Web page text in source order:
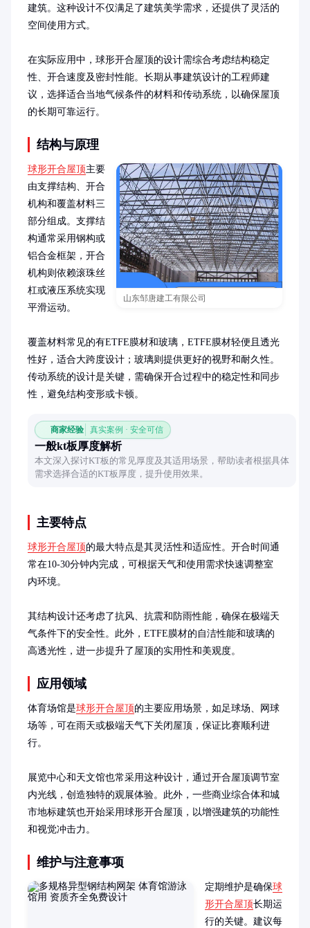
建筑。这种设计不仅满足了建筑美学需求，还提供了灵活的
空间使用方式。
在实际应用中，球形开合屋顶的设计需综合考虑结构稳定
性、开合速度及密封性能。长期从事建筑设计的工程师建
议，选择适合当地气候条件的材料和传动系统，以确保屋顶
的长期可靠运行。
结构与原理
山东邹唐建工有限公司
球形开合屋顶主要
由支撑结构、开合
机构和覆盖材料三
部分组成。支撑结
构通常采用钢构或
铝合金框架，开合
机构则依赖滚珠丝
杠或液压系统实现
平滑运动。
覆盖材料常见的有ETFE膜材和玻璃，ETFE膜材轻便且透光
性好，适合大跨度设计；玻璃则提供更好的视野和耐久性。
传动系统的设计是关键，需确保开合过程中的稳定性和同步
性，避免结构变形或卡顿。
商家经验 真实案例 · 安全可信
一般kt板厚度解析
本文深入探讨KT板的常见厚度及其适用场景，帮助读者根据具体
需求选择合适的KT板厚度，提升使用效果。
主要特点
球形开合屋顶的最大特点是其灵活性和适应性。开合时间通
常在10-30分钟内完成，可根据天气和使用需求快速调整室
内环境。
其结构设计还考虑了抗风、抗震和防雨性能，确保在极端天
气条件下的安全性。此外，ETFE膜材的自洁性能和玻璃的
高透光性，进一步提升了屋顶的实用性和美观度。
应用领域
体育场馆是球形开合屋顶的主要应用场景，如足球场、网球
场等，可在雨天或极端天气下关闭屋顶，保证比赛顺利进
行。
展览中心和天文馆也常采用这种设计，通过开合屋顶调节室
内光线，创造独特的观展体验。此外，一些商业综合体和城
市地标建筑也开始采用球形开合屋顶，以增强建筑的功能性
和视觉冲击力。
维护与注意事项
定期维护是确保球
形开合屋顶长期运
行的关键。建议每